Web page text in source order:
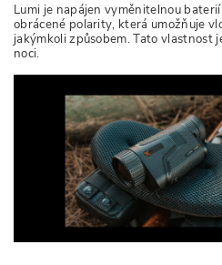
Lumi je napájen vyměnitelnou
obrácené polarity, která umožňuje
jakýmkoli způsobem. Tato vlastnost
noci.